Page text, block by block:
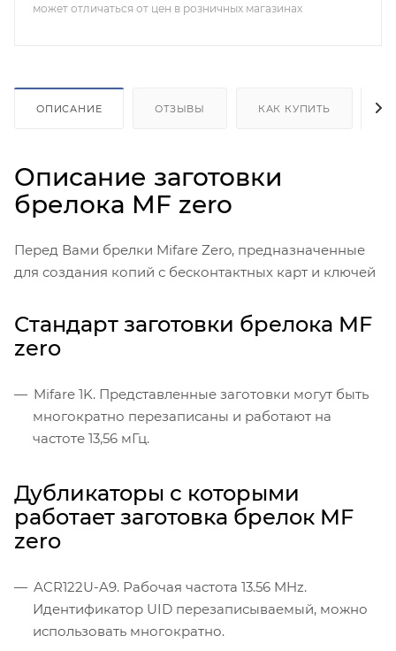
может отличаться от цен в розничных магазинах
ОПИСАНИЕ ОТЗЫВЫ КАК КУПИТЬ
Описание заготовки
брелока MF zero
Перед Вами брелки Mifare Zero, предназначенные
для создания копий с бесконтактных карт и ключей
Стандарт заготовки брелока MF
zero
Mifare 1K. Представленные заготовки могут быть
многократно перезаписаны и работают на
частоте 13,56 мГц.
Дубликаторы с которыми
работает заготовка брелок MF
zero
ACR122U-A9. Рабочая частота 13.56 MHz.
Идентификатор UID перезаписываемый, можно
использовать многократно.